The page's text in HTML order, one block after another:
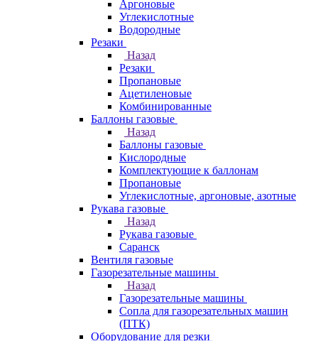
Аргоновые
Углекислотные
Водородные
Резаки
Назад
Резаки
Пропановые
Ацетиленовые
Комбинированные
Баллоны газовые
Назад
Баллоны газовые
Кислородные
Комплектующие к баллонам
Пропановые
Углекислотные, аргоновые, азотные
Рукава газовые
Назад
Рукава газовые
Саранск
Вентиля газовые
Газорезательные машины
Назад
Газорезательные машины
Сопла для газорезательных машин
(ПТК)
Оборудование для резки